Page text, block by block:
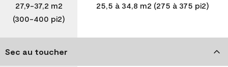
27,9-37,2 m2
(300-400 pi2)
25,5 à 34,8 m2 (275 à 375 pi2)
Sec au toucher